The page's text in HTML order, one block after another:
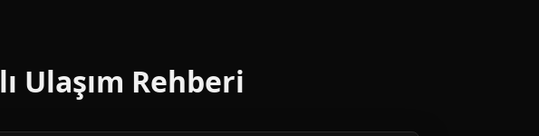
Ulaşım Rehberi